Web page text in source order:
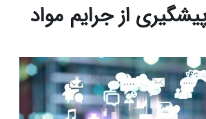
پیشگیری از جرایم مواد